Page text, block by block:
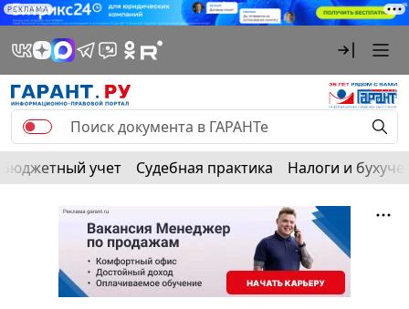
РЕКЛАМА
Бюджетный учет Судебная практика Налоги и